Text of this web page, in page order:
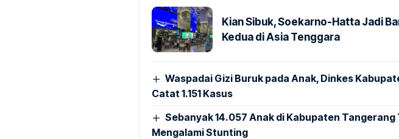
Kian Sibuk, Soekarno-Hatta Jadi
Kedua di Asia Tenggara
Waspadai Gizi Buruk pada Anak, Dinkes
Catat 1.151 Kasus
Sebanyak 14.057 Anak di Kabupaten
Mengalami Stunting